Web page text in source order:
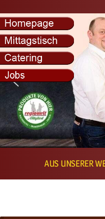
AUS UNSERER